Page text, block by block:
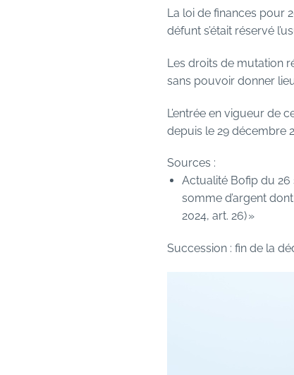
La loi de finances pour
défunt s’était réservé
Les droits de mutation
sans pouvoir donner
L’entrée en vigueur de
depuis le 29 décembre
Sources :
Actualité Bofip du 26
somme d’argent
2024, art. 26) »
Succession : fin de la